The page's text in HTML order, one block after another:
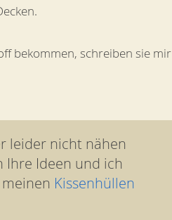
bekommen, schreiben sie mir
leider nicht nähen
Ihre Ideen und ich
Kissenhüllen